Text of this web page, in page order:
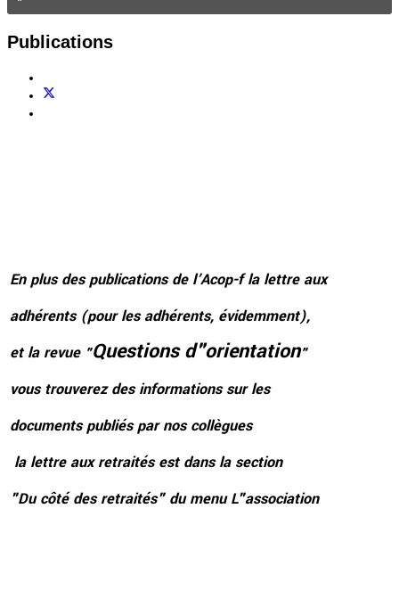
Publications
En plus des publications de l’Acop-fla lettre aux
adhérents (pour les adhérents, évidemment),
et la revue "Questions d"orientation"
vous trouverez desinformations sur les
documents publiés par nos collègues
la lettre aux retraités est dansla section
"Du côté desretraités" du menu L"association